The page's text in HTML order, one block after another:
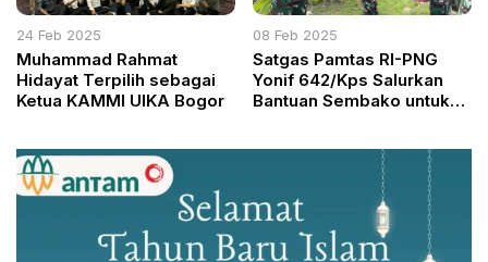
24 Feb 2025
Muhammad Rahmat
Hidayat Terpilih sebagai
Ketua KAMMI UIKA Bogor
08 Feb 2025
Satgas Pamtas RI-PNG
Yonif 642/Kps Salurkan
Bantuan Sembako untuk